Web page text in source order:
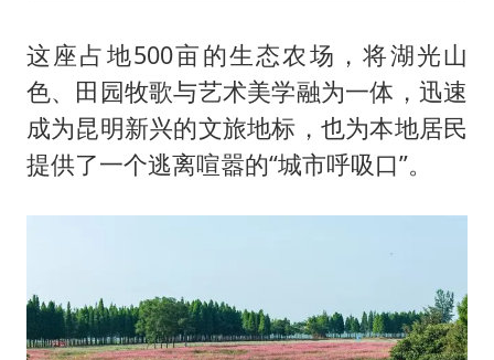
这座占地500亩的生态农场，将湖光山
色、田园牧歌与艺术美学融为一体，迅速
成为昆明新兴的文旅地标，也为本地居民
提供了一个逃离喧嚣的“城市呼吸口”。